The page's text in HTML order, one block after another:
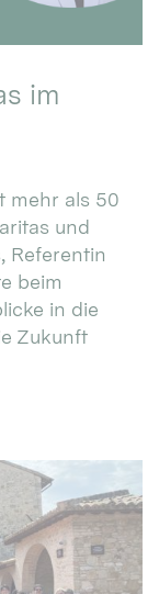
im
mehr als 50
und
Referentin
beim
in die
Zukunft